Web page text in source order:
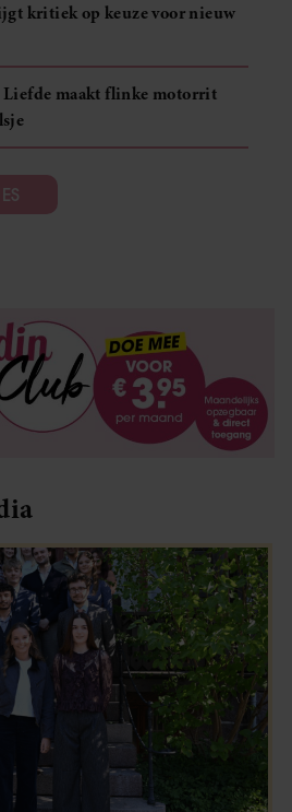
kritiek op keuze voor nieuw
maakt flinke motorrit